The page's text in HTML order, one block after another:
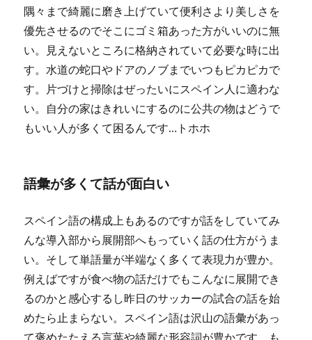
隅々まで綺麗に磨き上げていて便利さより美しさを
優先させるのでそこにゴミ箱あった方がいいのに無
い。見えないところに格納されていて必要な時に出
す。水道の蛇口やドアのノブまでいつもピカピカで
す。片づけと掃除はぜったいにスペイン人に適わな
い。自分の家はきれいにするのに公共の物はどうで
もいい人が多くて困るんです…トホホ
語彙が多くて話が面白い
スペイン語の構成上もあるのですが話をしていてみ
んな導入部から展開部へもっていく話の仕方がうま
い。そして単語量が半端なく多くて表現力が豊か。
例えばですが食べ物の話だけでもこんなに展開でき
るのかと感心するし昨日のサッカーの試合の話を始
めたら止まらない。スペイン語は沢山の語彙があっ